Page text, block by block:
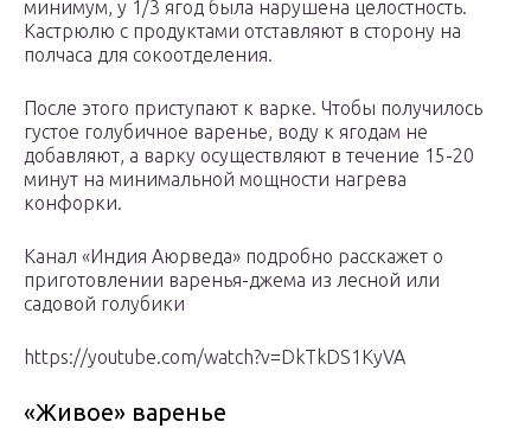
минимум, у 1/3 ягод была нарушена целостность.
Кастрюлю с продуктами отставляют в сторону на
полчаса для сокоотделения.
После этого приступают к варке. Чтобы получилось
густое голубичное варенье, воду к ягодам не
добавляют, а варку осуществляют в течение 15-20
минут на минимальной мощности нагрева
конфорки.
Канал «Индия Аюрведа» подробно расскажет о
приготовлении варенья-джема из лесной или
садовой голубики
https://youtube.com/watch?v=DkTkDS1KyVA
«Живое» варенье